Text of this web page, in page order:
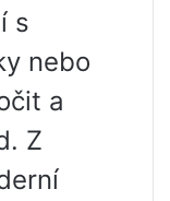
s
nebo
a
Z